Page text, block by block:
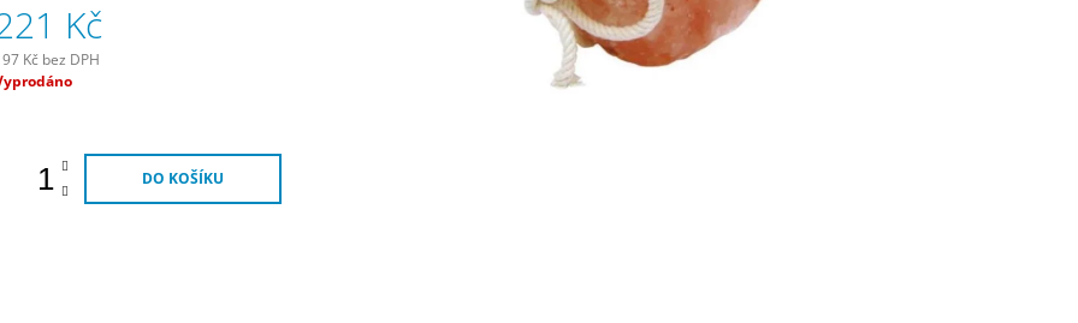
Kč
Kč bez DPH
DO KOŠÍKU